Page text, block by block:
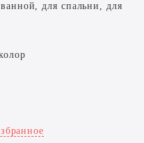
для спальни, для